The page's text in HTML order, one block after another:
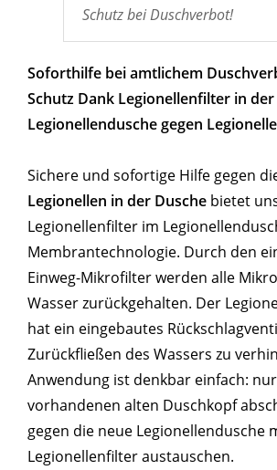
Schutz bei Duschverbot!
Soforthilfe bei amtlichem
Schutz Dank Legionellenfilter in der
Legionellendusche gegen
Sichere und sofortige Hilfe gegen
Legionellen in der Dusche bietet
Legionellenfilter im
Membrantechnologie. Durch den
Einweg-Mikrofilter werden alle
Wasser zurückgehalten. Der
hat ein eingebautes
Zurückfließen des Wassers zu
Anwendung ist denkbar einfach:
vorhandenen alten Duschkopf
gegen die neue Legionellendusche
Legionellenfilter austauschen.